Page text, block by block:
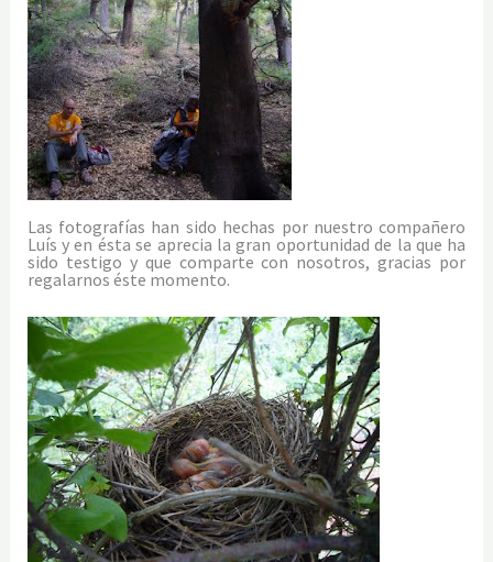
Las fotografías han sido hechas por nuestro compañero
Luís y en ésta se aprecia la gran oportunidad de la que ha
sido testigo y que comparte con nosotros, gracias por
regalarnos éste momento.